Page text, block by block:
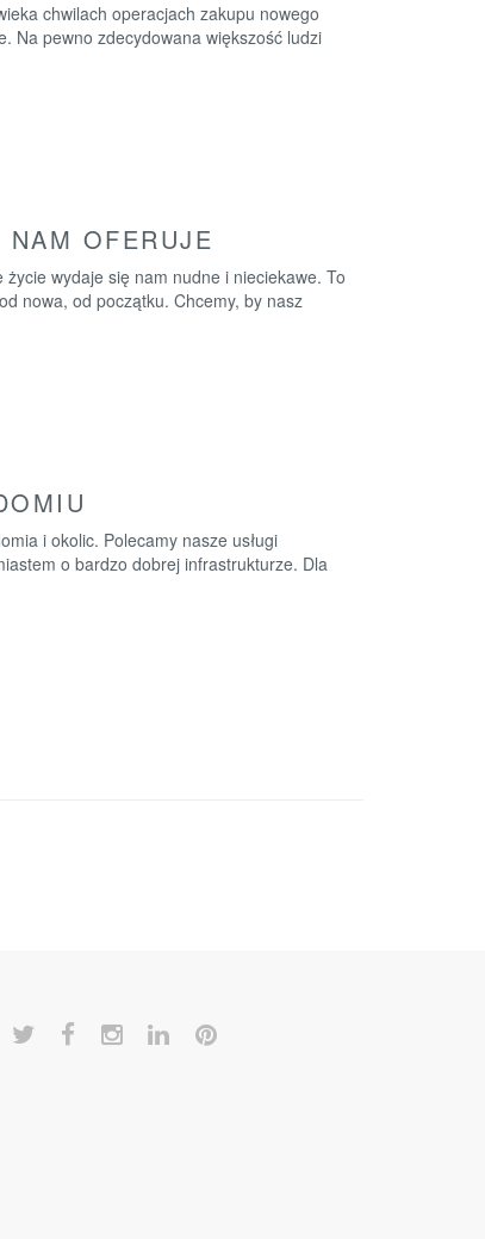
chwilach operacjach zakupu nowego
Na pewno zdecydowana większość ludzi
OFERUJE
wydaje się nam nudne i nieciekawe. To
nowa, od początku. Chcemy, by nasz
i okolic. Polecamy nasze usługi
o bardzo dobrej infrastrukturze. Dla